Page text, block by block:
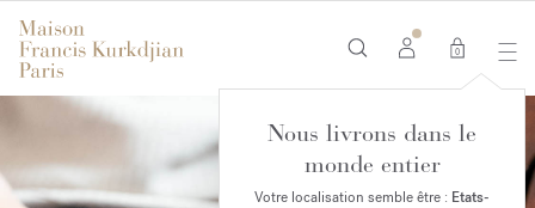
0
Nous livrons dans le
monde entier
Votre localisation semble être : Etats-